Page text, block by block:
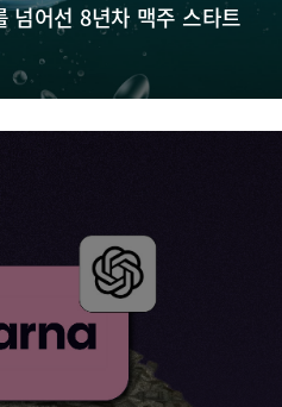
넘어선 8년차 맥주 스타트